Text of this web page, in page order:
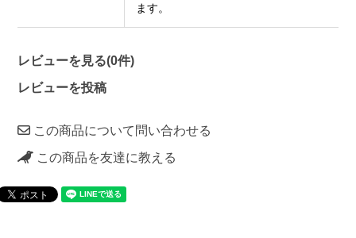
ます。
レビューを見る(0件)
レビューを投稿
この商品について問い合わせる
この商品を友達に教える